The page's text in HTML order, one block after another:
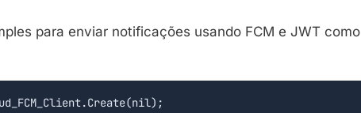
para enviar notificações usando FCM e JWT como